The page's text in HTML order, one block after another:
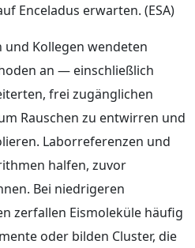
Enceladus erwarten. (ESA)
und Kollegen wendeten
an — einschließlich
frei zugänglichen
Rauschen zu entwirren und
Laborreferenzen und
halfen, zuvor
Bei niedrigeren
zerfallen Eismoleküle häufig
oder bilden Cluster, die